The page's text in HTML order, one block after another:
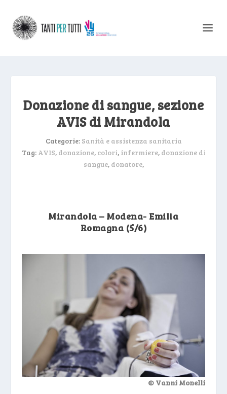
Donazione di sangue, sezione
AVIS di Mirandola
Categorie: Sanità e assistenza sanitaria
Tag: AVIS, donazione, colori, infermiere, donazione di
sangue, donatore,
Mirandola – Modena- Emilia
Romagna (5/6)
© Vanni Monelli